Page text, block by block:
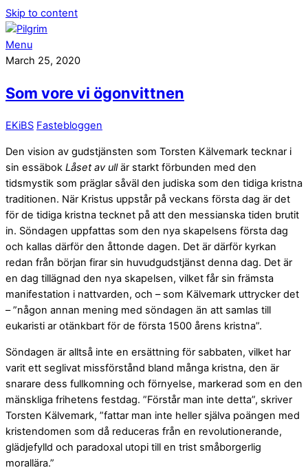
Skip to content
Menu
March 25, 2020
Som vore vi ögonvittnen
EKiBS Fastebloggen
Den vision av gudstjänsten som Torsten Kälvemark tecknar i
sin essäbok Låset av ullär starkt förbunden med den
tidsmystik som präglar såväl den judiska som den tidiga kristna
traditionen. När Kristus uppstår på veckans första dag är det
för de tidiga kristna tecknet på att den messianska tiden brutit
in. Söndagen uppfattas som den nya skapelsens första dag
och kallas därför den åttonde dagen. Det är därför kyrkan
redan från början firar sin huvudgudstjänst denna dag. Det är
en dag tillägnad den nya skapelsen, vilket får sin främsta
manifestation i nattvarden, och – som Kälvemark uttrycker det
– ”någon annan mening med söndagen än att samlas till
eukaristi ar otänkbart för de första 1500 årens kristna”.
Söndagen är alltså inte en ersättning för sabbaten, vilket har
varit ett seglivat missförstånd bland många kristna, den är
snarare dess fullkomning och förnyelse, markerad som en den
mänskliga frihetens festdag. ”Förstår man inte detta”, skriver
Torsten Kälvemark, ”fattar man inte heller själva poängen med
kristendomen som då reduceras från en revolutionerande,
glädjefylld och paradoxal utopi till en trist småborgerlig
morallära.”